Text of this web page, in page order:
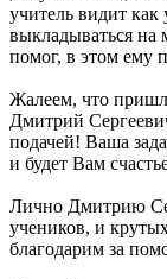
учитель видит как
выкладываться
помог, в этом ему
Жалеем, что
Дмитрий
подачей! Ваша
и будет Вам
Лично Дмитрию
учеников, и
благодарим за